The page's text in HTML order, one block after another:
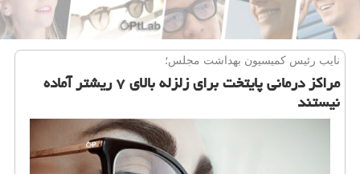
نایب رئیس كمیسیون بهداشت مجلس؛
مراكز درمانی پایتخت برای زلزله بالای ۷ ریشتر آماده
نیستند